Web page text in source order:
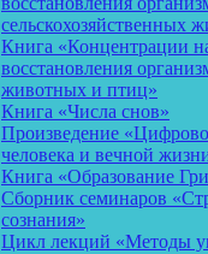
сельскохозяйственных
Книга «Концентрации
восстановления
животных и птиц»
Книга «Числа снов»
Произведение
человека и вечной
Книга «Образование
Сборник семинаров
сознания»
Цикл лекций «Методы